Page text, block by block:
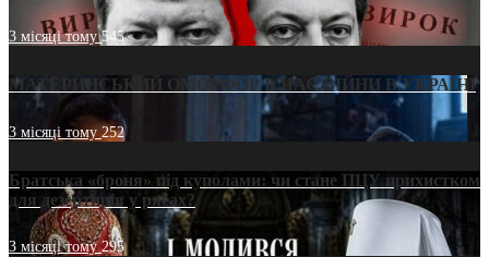
3 місяці тому545
МАТЕРИНСЬКИЙ ОМОРФОР В ЧАС ВІЙНИ В УКРАЇНІ
3 місяці тому252
Братська «броня» під куполами: чи стане ПЦУ прихистком
для дезертирів у рясах?
3 місяці тому295